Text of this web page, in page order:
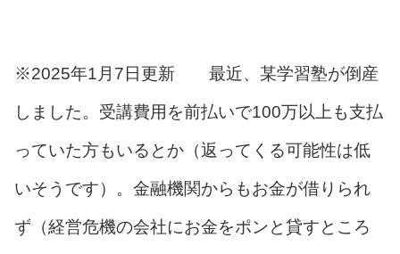
※2025年1月7日更新 最近、某学習塾が倒産
しました。受講費用を前払いで100万以上も支払
っていた方もいるとか（返ってくる可能性は低
いそうです）。金融機関からもお金が借りられ
ず（経営危機の会社にお金をポンと貸すところ